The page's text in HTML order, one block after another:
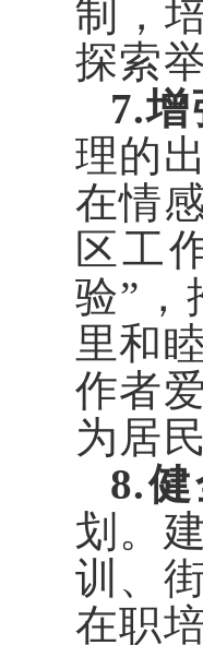
制，
探索
7.
理的
在情
区工
验”，
里和
作者
为居
8.健
划。
训、
在职